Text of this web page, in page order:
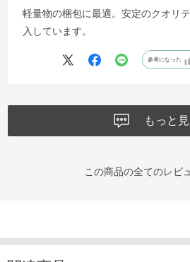
軽量物の梱包に最適。安定のクオリ
入しています。
参考になった
もっと
この商品の全てのレビ